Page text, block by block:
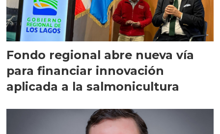
Fondo regional abre nueva vía
para financiar innovación
aplicada a la salmonicultura